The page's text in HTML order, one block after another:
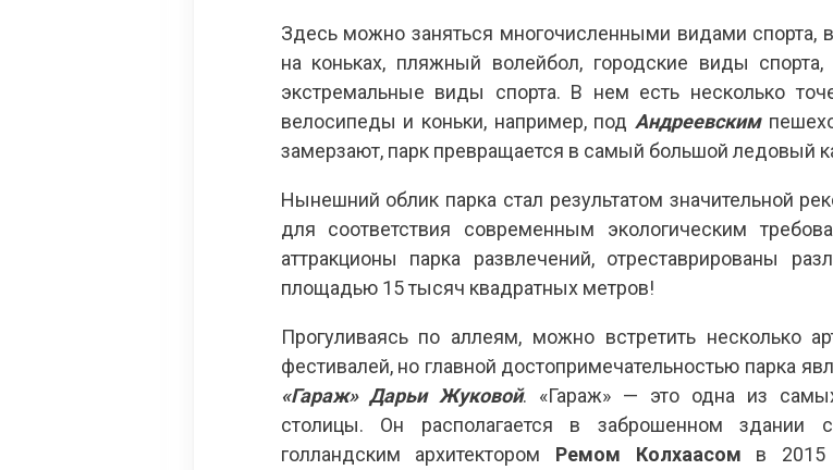
Здесь можно заняться многочисленными видами спорта,
на коньках, пляжный волейбол, городские виды
экстремальные виды спорта. В нем есть несколько
велосипеды и коньки, например, под Андреевским
замерзают, парк превращается в самый большой ледовый
Нынешний облик парка стал результатом значительной
для соответствия современным экологическим
аттракционы парка развлечений, отреставрированы
площадью 15 тысяч квадратных метров!
Прогуливаясь по аллеям, можно встретить несколько
фестивалей, но главной достопримечательностью парка
«Гараж» Дарьи Жуковой. «Гараж» — это одна из
столицы. Он располагается в заброшенном здании
голландским архитектором Ремом Колхаасом в 2015